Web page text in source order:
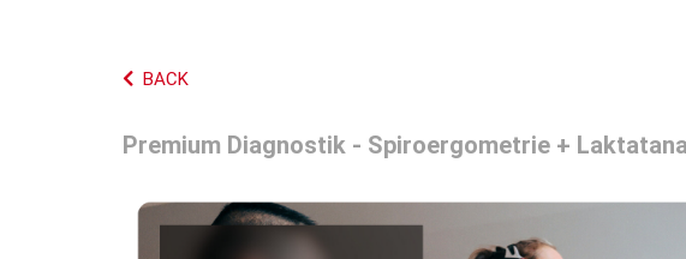
BACK
Premium Diagnostik - Spiroergometrie +